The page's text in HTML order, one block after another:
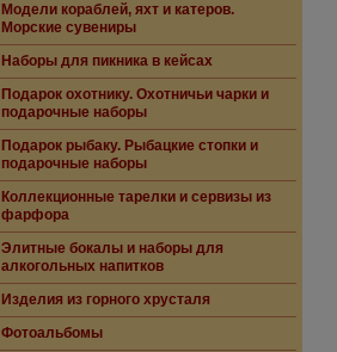
Модели кораблей, яхт и катеров.
Морские сувениры
Наборы для пикника в кейсах
Подарок охотнику. Охотничьи чарки и
подарочные наборы
Подарок рыбаку. Рыбацкие стопки и
подарочные наборы
Коллекционные тарелки и сервизы из
фарфора
Элитные бокалы и наборы для
алкогольных напитков
Изделия из горного хрусталя
Фотоальбомы